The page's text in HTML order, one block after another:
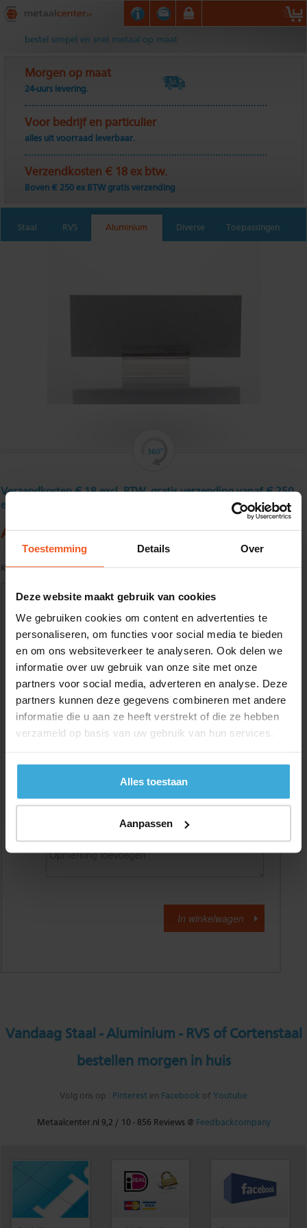
Toestemming Details Over
Deze website maakt gebruik van cookies
We gebruiken cookies om content en advertenties te
personaliseren, om functies voor social media te bieden
en om ons websiteverkeer te analyseren. Ook delen we
informatie over uw gebruik van onze site met onze
partners voor social media, adverteren en analyse. Deze
partners kunnen deze gegevens combineren met andere
informatie die u aan ze heeft verstrekt of die ze hebben
verzameld op basis van uw gebruik van hun services.
Alles toestaan
Aanpassen
Metaalcenter.nl
bestel simpel en snel metaal op maat
Morgen op maat
24-uurs levering.
Voor bedrijf en particulier
alles uit voorraad leverbaar.
Verzendkosten € 18 ex btw.
Boven € 250 ex BTW gratis verzending
Staal RVS Aluminium Diverse Toepassingen
Verzendkosten € 18 excl. BTW, gratis verzending vanaf € 250
excl. BTW
Aluminium platstaf 20 x 2 mm
Kwaliteit: EN AW-6060-T66 volgens EN755-1/2
Gewenste
lengtemaat in
(max. 2000 mm)
+/- 2 mm lengtetolerantie
Materiaalkosten
Alle bedragen zijn excl. 21% BTW
Vandaag Staal - Aluminium - RVS of Cortenstaal
bestellen morgen in huis
Volg ons op : Pinterest en Facebook of Youtube
Metaalcenter.nl 9,2 / 10 -856 Reviews @ Feedbackcompany